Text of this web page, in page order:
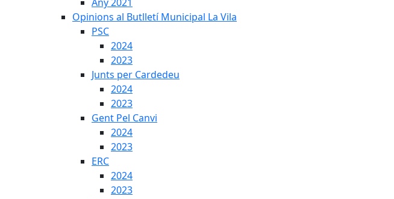
Opinions al Butlletí Municipal La Vila
PSC
2024
2023
Junts per Cardedeu
2024
2023
Gent Pel Canvi
2024
2023
ERC
2024
2023